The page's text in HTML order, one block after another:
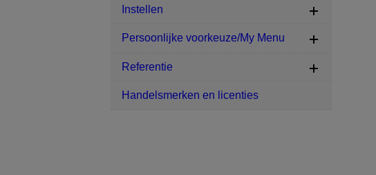
Instellen
Persoonlijke voorkeuze/My Menu
Referentie
Handelsmerken en licenties